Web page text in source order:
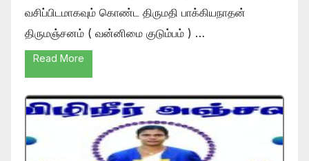
வசிப்பிடமாகவும் கொண்ட திருமதி பாக்கியநாதன்
திருமஞ்சனம் ( வன்னிமை குடும்பம் ) …
Read More